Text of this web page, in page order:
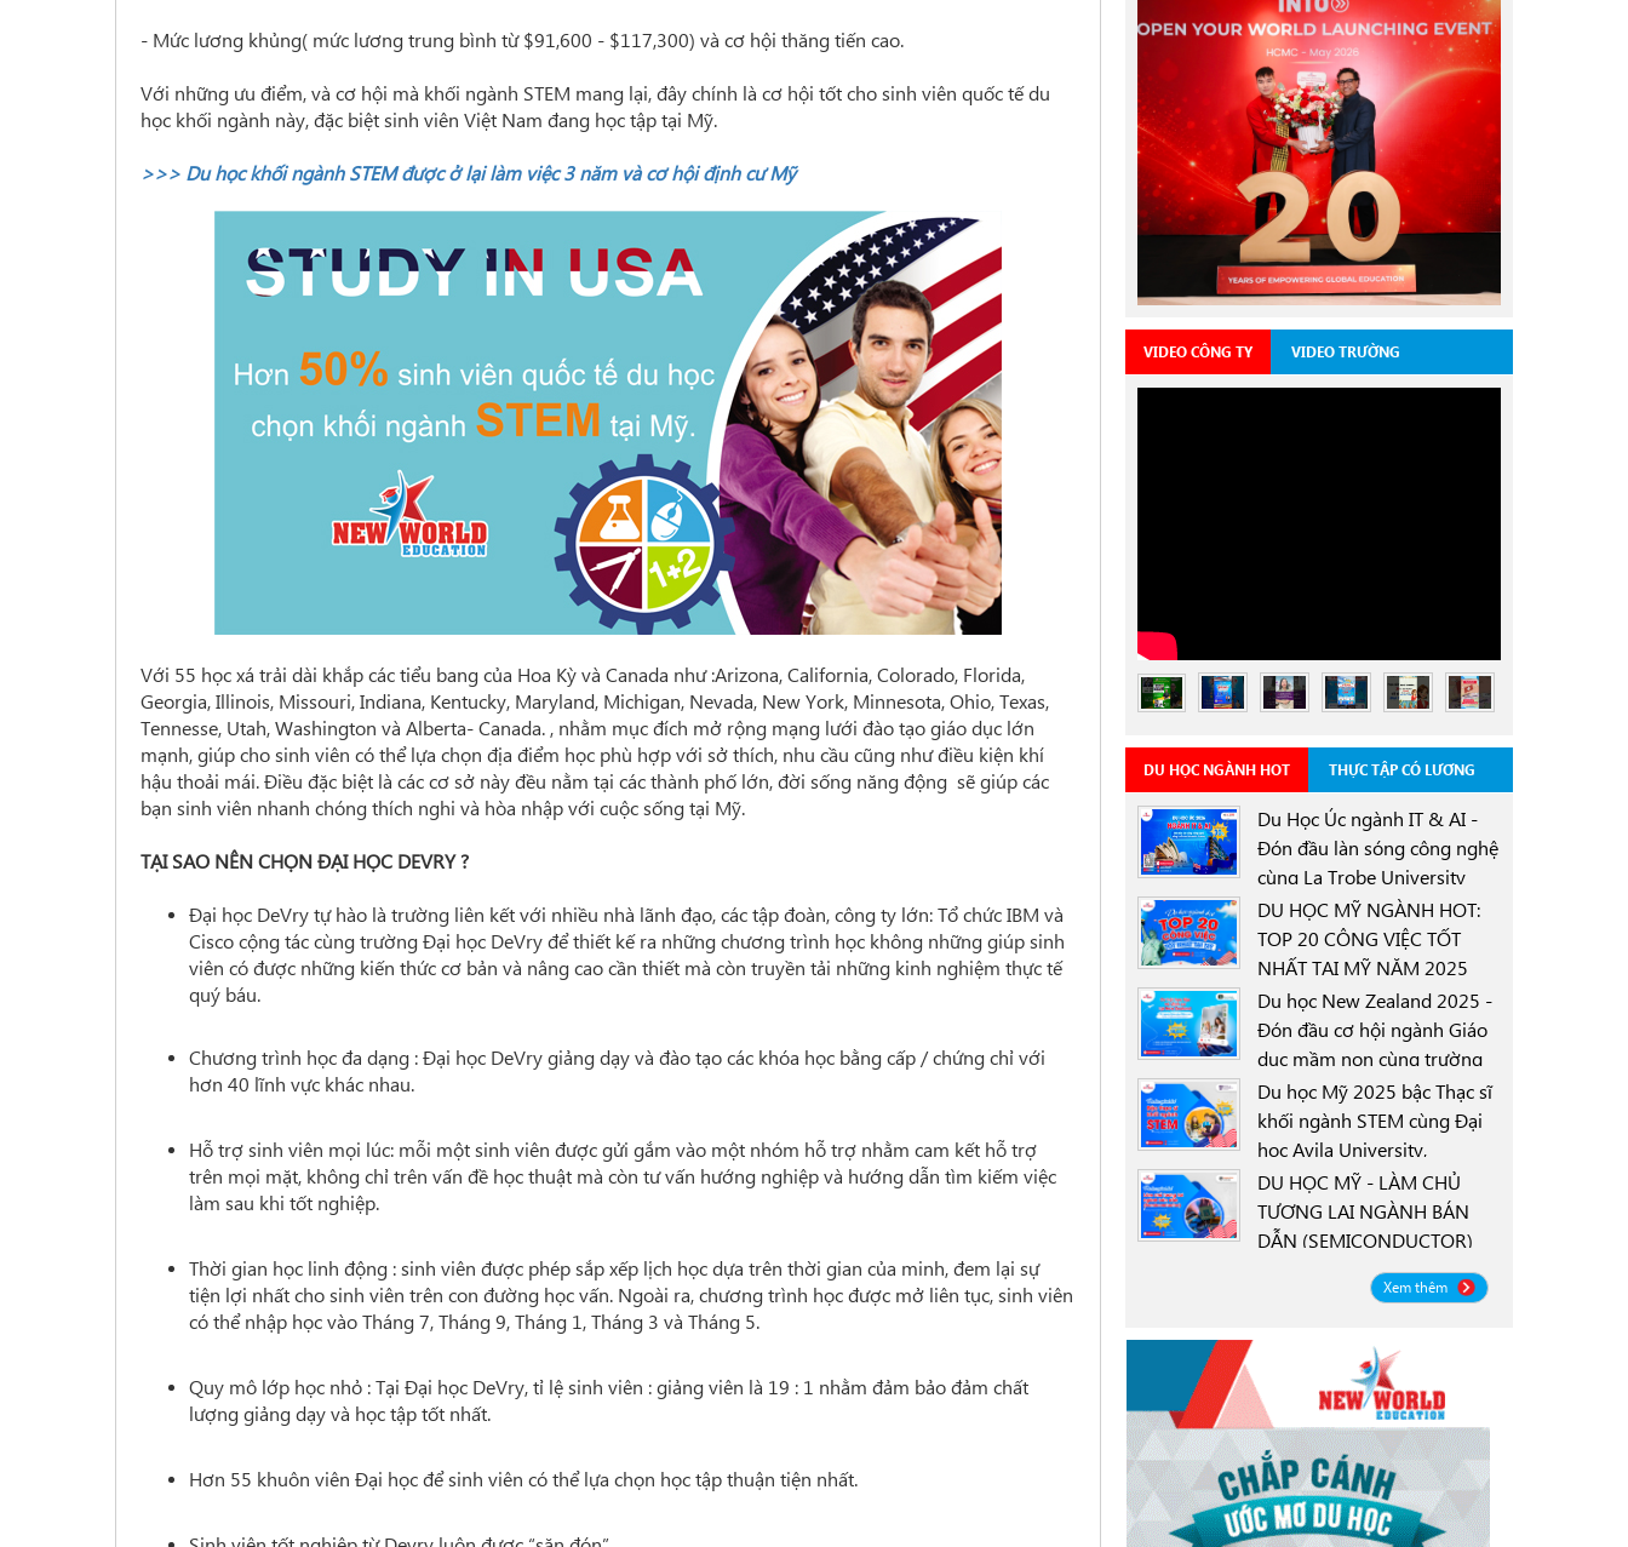
- Mức lương khủng( mức lương trung bình từ $91,600 - $117,300) và cơ hội thăng tiến cao.
Với những ưu điểm, và cơ hội mà khối ngành STEM mang lại, đây chính là cơ hội tốt cho sinh viên quốc tế du
học khối ngành này, đặc biệt sinh viên Việt Nam đang học tập tại Mỹ.
>>> Du học khối ngành STEM được ở lại làm việc 3 năm và cơ hội định cư Mỹ
Với 55 học xá trải dài khắp các tiểu bang của Hoa Kỳ và Canada như :Arizona, California, Colorado, Florida,
Georgia, Illinois, Missouri, Indiana, Kentucky, Maryland, Michigan, Nevada, New York, Minnesota, Ohio, Texas,
Tennesse, Utah, Washington và Alberta- Canada. , nhằm mục đích mở rộng mạng lưới đào tạo giáo dục lớn
mạnh, giúp cho sinh viên có thể lựa chọn địa điểm học phù hợp với sở thích, nhu cầu cũng như điều kiện khí
hậu thoải mái. Điều đặc biệt là các cơ sở này đều nằm tại các thành phố lớn, đời sống năng động sẽ giúp các
bạn sinh viên nhanh chóng thích nghi và hòa nhập với cuộc sống tại Mỹ.
TẠI SAO NÊN CHỌN ĐẠI HỌC DEVRY ?
Đại học DeVry tự hào là trường liên kết với nhiều nhà lãnh đạo, các tập đoàn, công ty lớn: Tổ chức IBM và
Cisco cộng tác cùng trường Đại học DeVry để thiết kế ra những chương trình học không những giúp sinh
viên có được những kiến thức cơ bản và nâng cao cần thiết mà còn truyền tải những kinh nghiệm thực tế
quý báu.
Chương trình học đa dạng : Đại học DeVry giảng dạy và đào tạo các khóa học bằng cấp / chứng chỉ với
hơn 40 lĩnh vực khác nhau.
Hỗ trợ sinh viên mọi lúc: mỗi một sinh viên được gửi gắm vào một nhóm hỗ trợ nhằm cam kết hỗ trợ
trên mọi mặt, không chỉ trên vấn đề học thuật mà còn tư vấn hướng nghiệp và hướng dẫn tìm kiếm việc
làm sau khi tốt nghiệp.
Thời gian học linh động : sinh viên được phép sắp xếp lịch học dựa trên thời gian của minh, đem lại sự
tiện lợi nhất cho sinh viên trên con đường học vấn. Ngoài ra, chương trình học được mở liên tục, sinh viên
có thể nhập học vào Tháng 7, Tháng 9, Tháng 1, Tháng 3 và Tháng 5.
Quy mô lớp học nhỏ : Tại Đại học DeVry, tỉ lệ sinh viên : giảng viên là 19 : 1 nhằm đảm bảo đảm chất
lượng giảng dạy và học tập tốt nhất.
Hơn 55 khuôn viên Đại học để sinh viên có thể lựa chọn học tập thuận tiện nhất.
VIDEO CÔNG TY VIDEO TRƯỜNG
DU HỌC NGÀNH HOT THỰC TẬP CÓ LƯƠNG
Du Học Úc ngành IT & AI -
Đón đầu làn sóng công nghệ
cùng La Trobe University
Sydney Campus với học
bổng 30%
0000-00-00
DU HỌC MỸ NGÀNH HOT:
TOP 20 CÔNG VIỆC TỐT
NHẤT TẠI MỸ NĂM 2025
Du học New Zealand 2025 -
Đón đầu cơ hội ngành Giáo
dục mầm non cùng trường
New Zealand Tertiary
College NZTC
Du học Mỹ 2025 bậc Thạc sĩ
khối ngành STEM cùng Đại
học Avila University,
Goodyear, Arizona
0000-00-00
DU HỌC MỸ - LÀM CHỦ
TƯƠNG LAI NGÀNH BÁN
DẪN (SEMICONDUCTOR)
CÙNG ĐẠI HỌC OREGON
STATE UNIVERSITY OSU
Xem thêm